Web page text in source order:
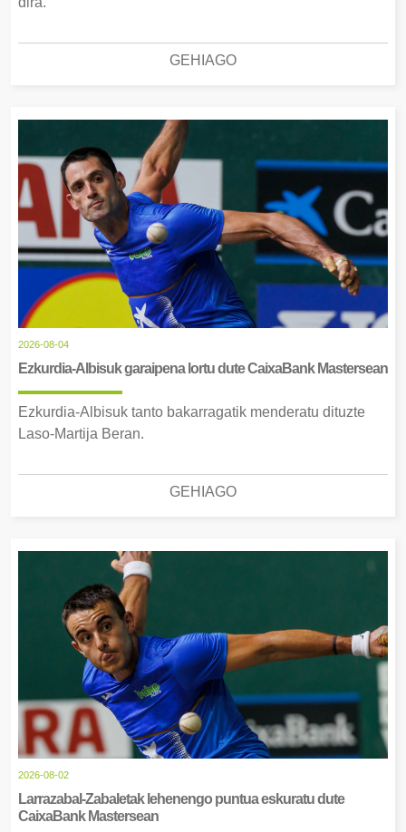
GEHIAGO
2026-08-04
Ezkurdia-Albisuk garaipena lortu dute CaixaBank Mastersean
Ezkurdia-Albisuk tanto bakarragatik menderatu dituzte
Laso-Martija Beran.
GEHIAGO
2026-08-02
Larrazabal-Zabaletak lehenengo puntua eskuratu dute
CaixaBank Mastersean